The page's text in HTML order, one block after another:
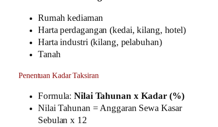
Rumah kediaman
Harta perdagangan (kedai, kilang, hotel)
Harta industri (kilang, pelabuhan)
Tanah
Penentuan Kadar Taksiran
Formula:Nilai Tahunan x Kadar (%)
Nilai Tahunan = Anggaran Sewa Kasar
Sebulan x 12